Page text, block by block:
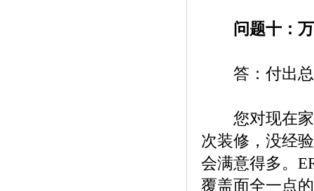
问题十：
答：付出总
您对现在家
次装修，没经
会满意得多。
覆盖面全一点